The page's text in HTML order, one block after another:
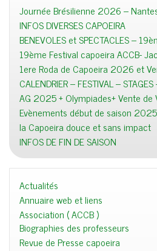
Journée Brésilienne 2026 –
INFOS DIVERSES CAPOEIRA
BENEVOLES et SPECTACLES –
19ème Festival capoeira ACCB-
1ere Roda de Capoeira 2026 et
CALENDRIER – FESTIVAL –
AG 2025 + Olympiades+ Vente de
Evènements début de saison
la Capoeira douce et sans impact
INFOS DE FIN DE SAISON
Actualités
Annuaire web et liens
Association ( ACCB )
Biographies des professeurs
Revue de Presse capoeira